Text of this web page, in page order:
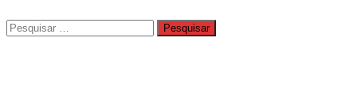
Pesquisar
por: